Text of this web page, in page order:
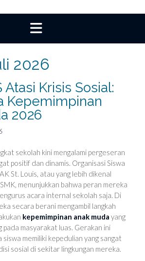
2026
Atasi Krisis Sosial:
Kepemimpinan
2026
sekolah kini mengalami pergeseran
positif dan dinamis. Organisasi Siswa
St. Louis, atau yang lebih dikenal
menunjukkan bahwa peran mereka
acara internal sekolah saja. Di
secara berani mengambil langkah
kepemimpinan anak muda yang
pada masyarakat luas. Gerakan ini
siswa memiliki kepedulian yang sangat
sosial di sekitar lingkungan mereka.